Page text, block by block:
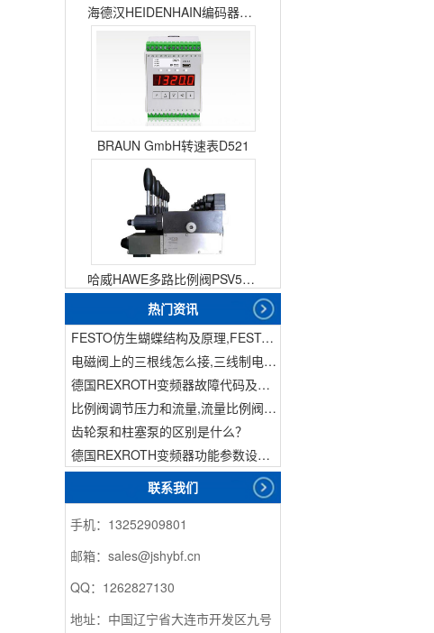
海德汉HEIDENHAIN编码器ERN1387204862S14-70
BRAUN GmbH转速表D521
哈威HAWE多路比例阀PSV51-3
热门资讯
FESTO仿生蝴蝶结构及原理,FESTO仿生蝴蝶具有什么功能
电磁阀上的三根线怎么接,三线制电磁阀接线
德国REXROTH变频器故障代码及故障解决方法
比例阀调节压力和流量,流量比例阀的控制方法
齿轮泵和柱塞泵的区别是什么？
德国REXROTH变频器功能参数设置与操作方法介绍。
联系我们
手机：13252909801
邮箱：sales@jshybf.cn
QQ：1262827130
地址：中国辽宁省大连市开发区九号